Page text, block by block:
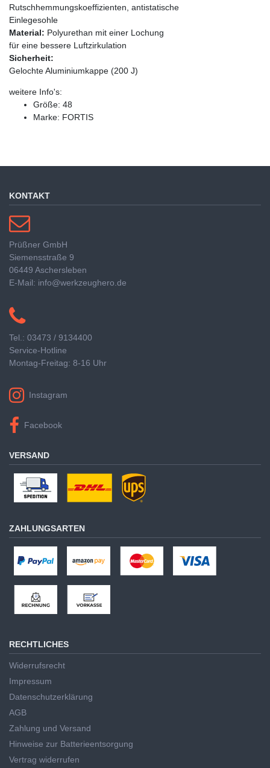
Rutschhemmungskoeffizienten, antistatische
Einlegesohle
Material: Polyurethan mit einer Lochung
für eine bessere Luftzirkulation
Sicherheit:
Gelochte Aluminiumkappe (200 J)
weitere Info's:
Größe: 48
Marke: FORTIS
KONTAKT
Prüßner GmbH
Siemensstraße 9
06449 Aschersleben
E-Mail: info@werkzeughero.de
Tel.: 03473 / 9134400
Service-Hotline
Montag-Freitag: 8-16 Uhr
Instagram
Facebook
VERSAND
ZAHLUNGSARTEN
RECHTLICHES
Widerrufsrecht
Impressum
Datenschutzerklärung
AGB
Zahlung und Versand
Hinweise zur Batterieentsorgung
Vertrag widerrufen